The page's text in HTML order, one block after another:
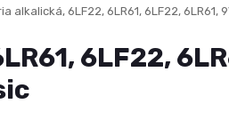
alkalická, 6LF22, 6LR61, 6LF22,
6LF22,